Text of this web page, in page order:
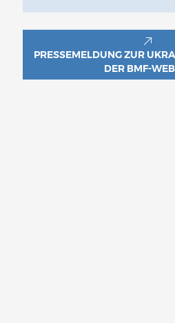
PRESSEMELDUNG ZUR
DER BMF-